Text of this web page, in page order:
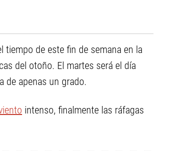
tiempo de este fin de semana en la
del otoño. El martes será el día
de apenas un grado.
intenso, finalmente las ráfagas